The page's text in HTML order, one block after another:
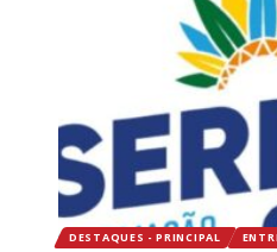
DESTAQUES - PRINCIPAL